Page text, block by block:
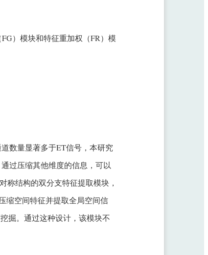
）模块和特征重加权（FR）模
数量显著多于ET信号，本研究
过压缩其他维度的信息，可以
称结构的双分支特征提取模块，
缩空间特征并提取全局空间信
掘。通过这种设计，该模块不